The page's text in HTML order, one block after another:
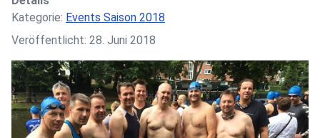
Kategorie: Events Saison 2018
Veröffentlicht: 28. Juni 2018